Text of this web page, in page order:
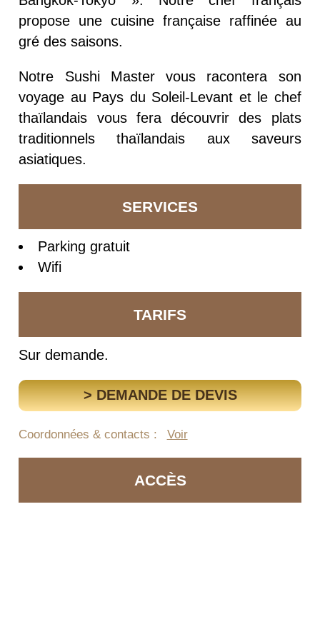
propose une cuisine française raffinée au
gré des saisons.
Notre Sushi Master vous racontera son
voyage au Pays du Soleil-Levant et le chef
thaïlandais vous fera découvrir des plats
traditionnels thaïlandais aux saveurs
asiatiques.
SERVICES
Parking gratuit
Wifi
TARIFS
Sur demande.
> DEMANDE DE DEVIS
Coordonnées & contacts : Voir
ACCÈS